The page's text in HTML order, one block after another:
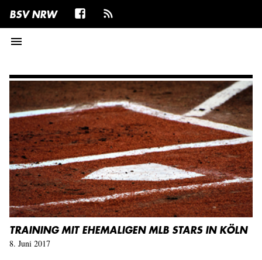
BSV NRW
menu
TRAINING MIT EHEMALIGEN MLB STARS IN KÖLN
8. Juni 2017